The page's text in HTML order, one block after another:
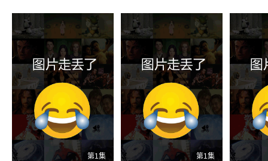
第1集 第1集